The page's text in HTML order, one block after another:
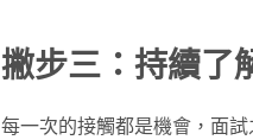
撇步三：持續了
每一次的接觸都是機會，面